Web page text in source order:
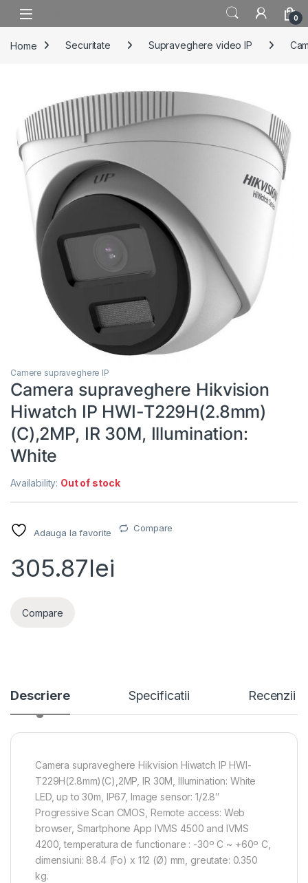
Skip to navigation
Skip to content
0
Home Securitate Supraveghere video IP
Camere supraveghere IP
Camera supraveghere Hikvision
Hiwatch IP HWI-T229H(2.8mm)
(C),2MP, IR 30M, Illumination:
White
Availability: Out of stock
Adauga la favorite Compare
305.87lei
Compare
Descriere Specificatii Recenzii
Camera supraveghere Hikvision Hiwatch IP HWI-
T229H(2.8mm)(C),2MP, IR 30M, Illumination: White
LED, up to 30m, IP67, Image sensor: 1/2.8″
Progressive Scan CMOS, Remote access: Web
browser, Smartphone App IVMS 4500 and IVMS
4200, temperatura de functionare : -30º C ~ +60º C,
dimensiuni: 88.4 (Fo) x 112 (Ø) mm, greutate: 0.350
kg.